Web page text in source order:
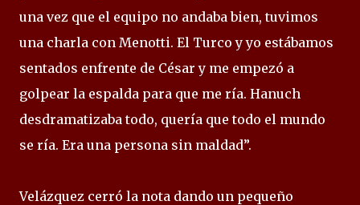
una vez que el equipo no andaba bien, tuvimos
una charla con Menotti. El Turco y yo estábamos
sentados enfrente de César y me empezó a
golpear la espalda para que me ría. Hanuch
desdramatizaba todo, quería que todo el mundo
se ría. Era una persona sin maldad”.
Velázquez cerró la nota dando un pequeño